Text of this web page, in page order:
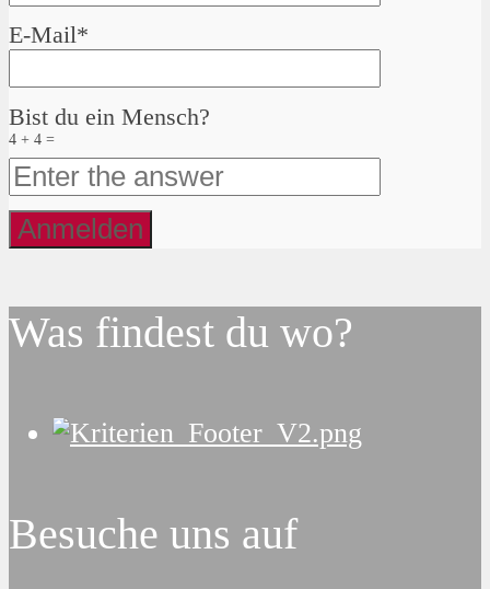
E-Mail*
Bist du ein Mensch?
4 + 4 =
Was findest du wo?
Besuche uns auf